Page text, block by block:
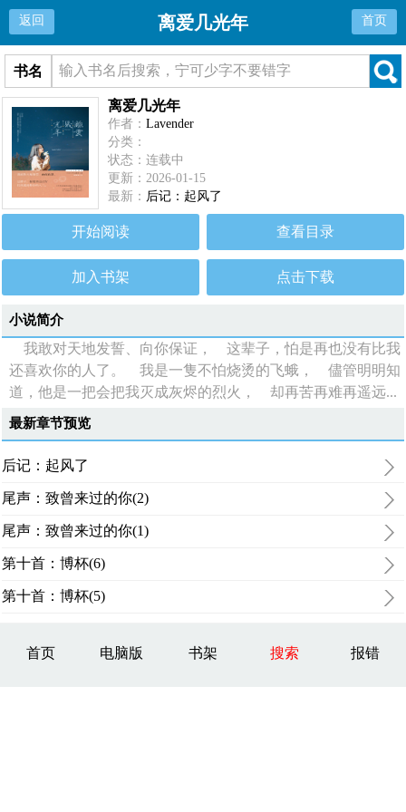
返回 离爱几光年 首页
书名
离爱几光年
作者：Lavender
分类：
状态：连载中
更新：2026-01-15
最新： 后记：起风了
开始阅读 查看目录
加入书架 点击下载
小说简介
我敢对天地发誓、向你保证， 这辈子，怕是再也没有比我
还喜欢你的人了。 我是一隻不怕烧烫的飞蛾， 儘管明明知
道，他是一把会把我灭成灰烬的烈火， 却再苦再难再遥远...
最新章节预览
后记：起风了
尾声：致曾来过的你(2)
尾声：致曾来过的你(1)
第十首：博杯(6)
第十首：博杯(5)
首页 电脑版 书架 搜索 报错